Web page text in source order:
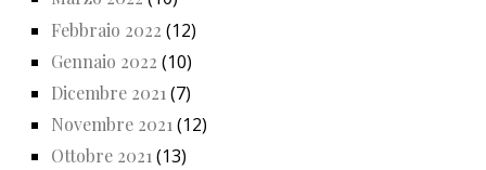
Febbraio 2022 (12)
Gennaio 2022 (10)
Dicembre 2021 (7)
Novembre 2021 (12)
Ottobre 2021(13)